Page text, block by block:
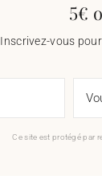
5€
Inscrivez-vous
Ce site est protégé par